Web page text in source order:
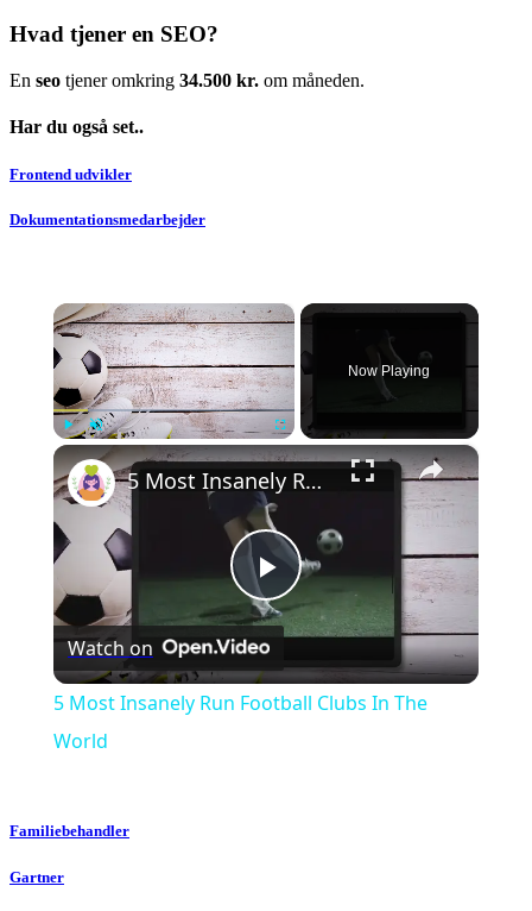
Hvad tjener en SEO?
En seo tjener omkring 34.500 kr. om måneden.
Har du også set..
Frontend udvikler
Dokumentationsmedarbejder
×
Now Playing
×
Play
Video
5 Most Insanely Run Football Clubs In The World
Watch on
5 Most Insanely Run Football Clubs In The
World
Familiebehandler
Gartner